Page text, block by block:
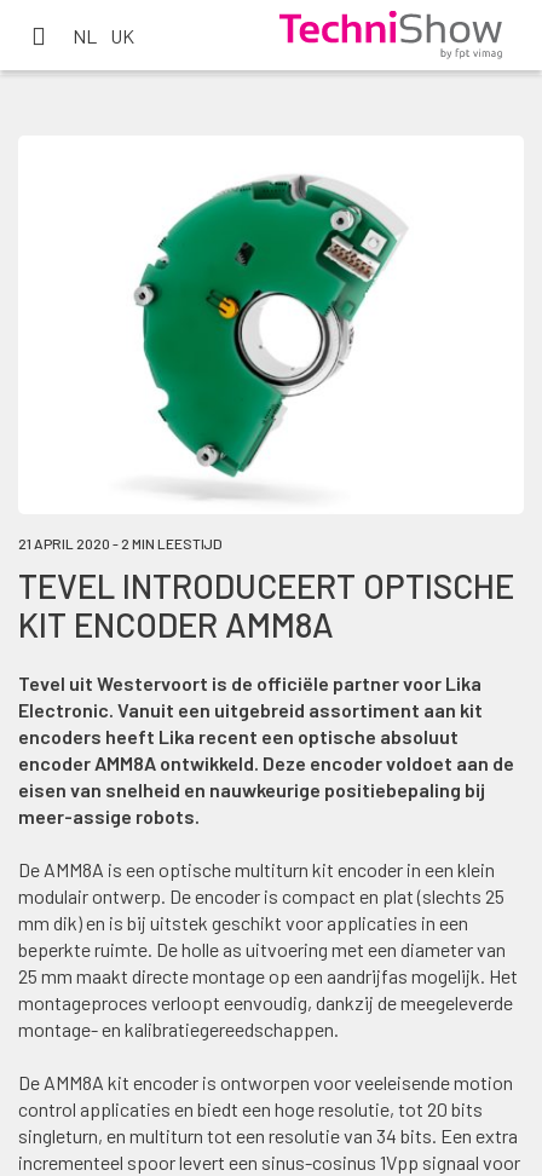
NL UK
21 APRIL 2020 - 2 MIN LEESTIJD
TEVEL INTRODUCEERT OPTISCHE
KIT ENCODER AMM8A
Tevel uit Westervoort is de officiële partner voor Lika
Electronic. Vanuit een uitgebreid assortiment aan kit
encoders heeft Lika recent een optische absoluut
encoder AMM8A ontwikkeld. Deze encoder voldoet aan de
eisen van snelheid en nauwkeurige positiebepaling bij
meer-assige robots.
De AMM8A is een optische multiturn kit encoder in een klein
modulair ontwerp. De encoder is compact en plat (slechts 25
mm dik) en is bij uitstek geschikt voor applicaties in een
beperkte ruimte. De holle as uitvoering met een diameter van
25 mm maakt directe montage op een aandrijfas mogelijk. Het
montageproces verloopt eenvoudig, dankzij de meegeleverde
montage- en kalibratiegereedschappen.
De AMM8A kit encoder is ontworpen voor veeleisende motion
control applicaties en biedt een hoge resolutie, tot 20 bits
singleturn, en multiturn tot een resolutie van 34 bits. Een extra
incrementeel spoor levert een sinus-cosinus 1Vpp signaal voor